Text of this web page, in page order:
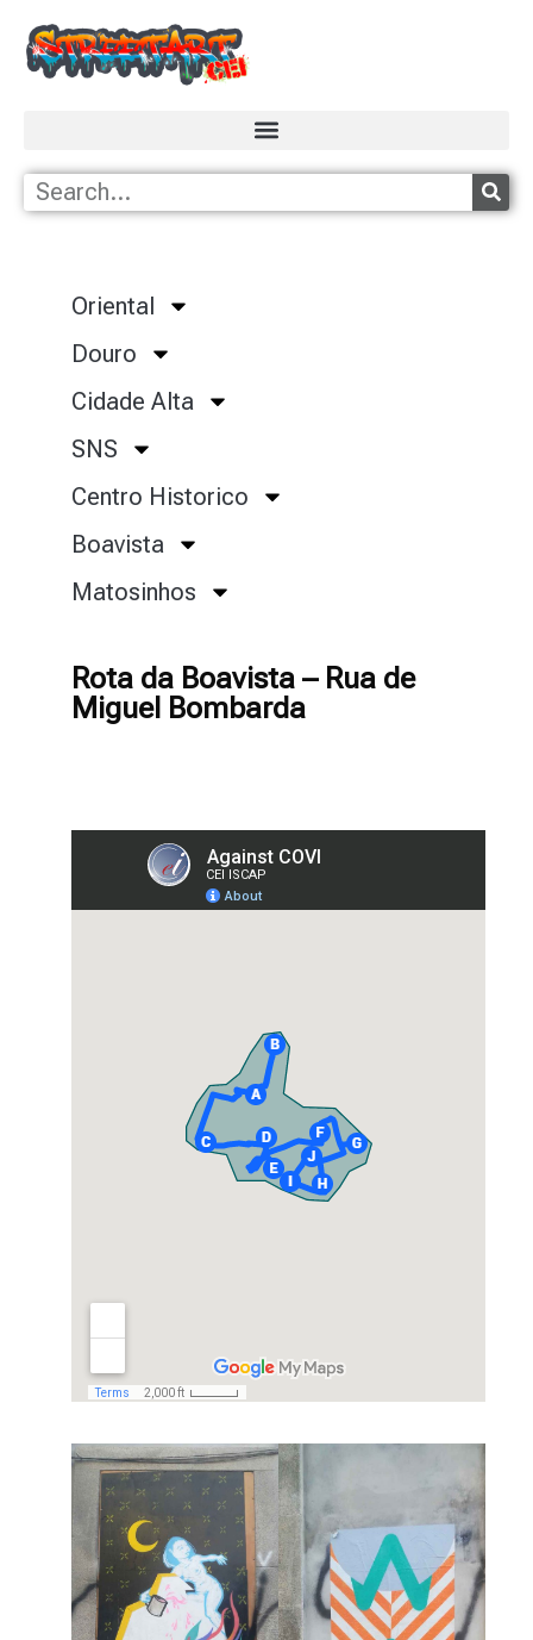
Oriental
Douro
Cidade Alta
SNS
Centro Historico
Boavista
Matosinhos
Rota da Boavista – Rua de
Miguel Bombarda